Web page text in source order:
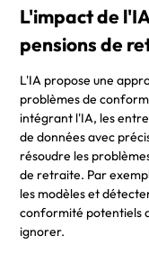
L'impact de
pensions de
L'IA propose une
problèmes de
intégrant l'IA, les
de données avec
résoudre les
de retraite. Par
les modèles et
conformité potentiels
ignorer.